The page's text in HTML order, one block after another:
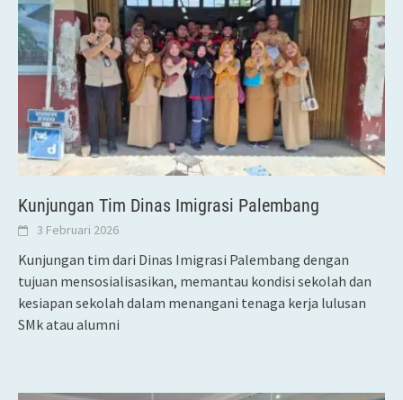
Kunjungan Tim Dinas Imigrasi Palembang
3 Februari 2026
Kunjungan tim dari Dinas Imigrasi Palembang dengan
tujuan mensosialisasikan, memantau kondisi sekolah dan
kesiapan sekolah dalam menangani tenaga kerja lulusan
SMk atau alumni